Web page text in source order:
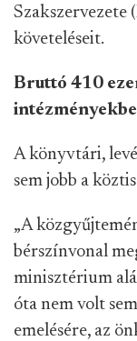
Szakszervezete
követeléseit.
Bruttó 410
A könyvtári,
sem jobb a
„A
bérszínvonal
minisztérium
óta nem volt
emelésére, az